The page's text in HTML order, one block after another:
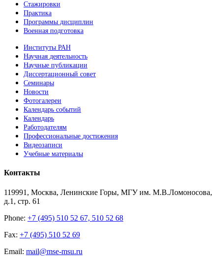
Стажировки
Практика
Программы дисциплин
Военная подготовка
Институты РАН
Научная деятельность
Научные публикации
Диссертационный совет
Семинары
Новости
Фотогалереи
Календарь событий
Календарь
Работодателям
Профессиональные достижения
Видеозаписи
Учебные материалы
Контакты
119991, Москва, Ленинские Горы, МГУ им. М.В.Ломоносова,
д.1, стр. 61
Phone: +7 (495) 510 52 67, 510 52 68
Fax: +7 (495) 510 52 69
Email: mail@mse-msu.ru